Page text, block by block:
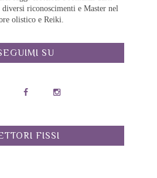
diversi riconoscimenti e Master nel
olistico e Reiki.
SU
FISSI